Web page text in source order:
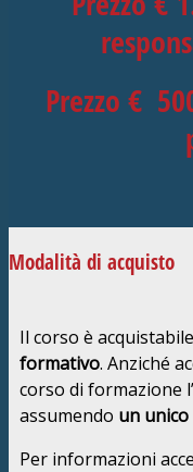
Prezzo €
Modalità di acquisto
Il corso è
formativo. Anziché
corso di formazione
assumendo un
Per informazioni